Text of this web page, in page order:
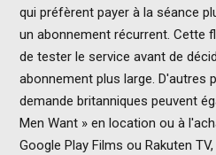
qui préfèrent payer à la séance
un abonnement récurrent. Cette
de tester le service avant de
abonnement plus large. D'autres
demande britanniques peuvent
Men Want » en location ou à
Google Play Films ou Rakuten